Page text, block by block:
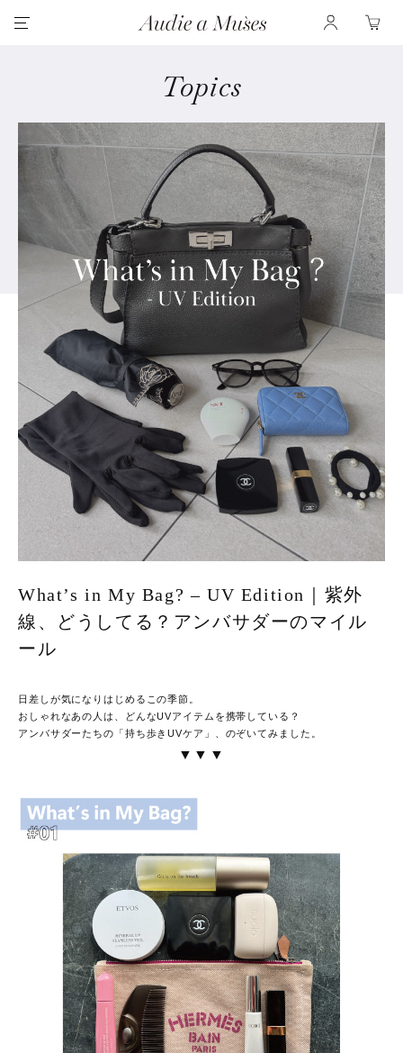
Topics
What’s in My Bag? – UV Edition｜紫外
線、どうしてる？アンバサダーのマイル
ール
日差しが気になりはじめるこの季節。
おしゃれなあの人は、どんなUVアイテムを携帯している？
アンバサダーたちの「持ち歩きUVケア」、のぞいてみました。
▼▼▼